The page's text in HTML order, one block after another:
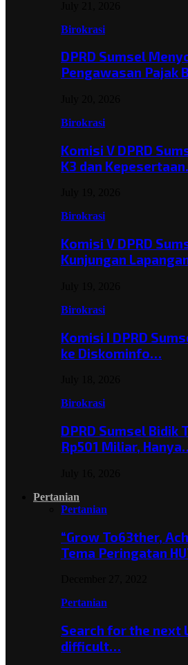
Birokrasi
DPRD Sumsel
Pengawasan Pajak
Birokrasi
Komisi V DPRD
K3 dan
Birokrasi
Komisi V DPRD
Kunjungan
Birokrasi
Komisi I DPRD
ke Diskominfo…
Birokrasi
DPRD Sumsel Bidik
Rp501 Miliar,
Pertanian
Pertanian
“Grow To63ther,
Tema Peringatan
Pertanian
Search for the next
difficult…